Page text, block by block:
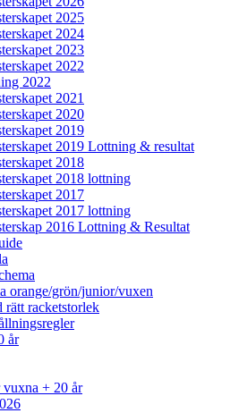
2025
2024
2023
2022
2022
2021
2020
2019
2019 Lottning & resultat
2018
2018 lottning
2017
2017 lottning
2016 Lottning & Resultat
orange/grön/junior/vuxen
rätt racketstorlek
år
+ 20 år